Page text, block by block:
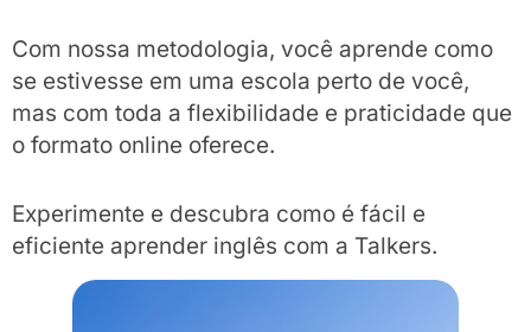
Com nossa metodologia, você aprende como
se estivesse em uma escola perto de você,
mas com toda a flexibilidade e praticidade que
o formato online oferece.
Experimente e descubra como é fácil e
eficiente aprender inglês com a Talkers.